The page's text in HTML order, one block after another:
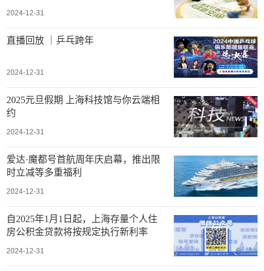
2024-12-31
直播回放 ｜乒乓跨年
2024-12-31
2025元旦假期 上海科技馆与你云端相
约
2024-12-31
爱达·魔都号首航周年庆启幕，推出限
时立减等多重福利
2024-12-31
自2025年1月1日起，上海存量个人住
房公积金贷款将按规定执行新利率
2024-12-31